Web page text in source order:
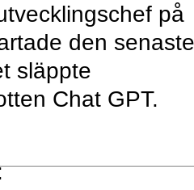
på
den senaste
släppte
Chat GPT.